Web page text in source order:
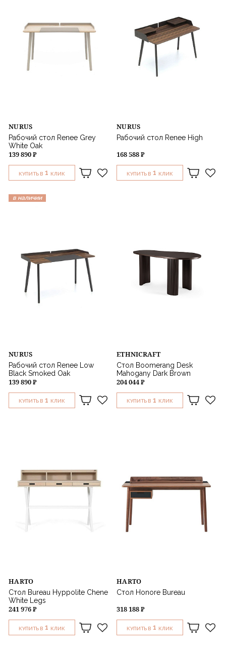
NURUS
Рабочий стол Renee Grey
White Oak
139 890 ₽
КУПИТЬ В 1 КЛИК
NURUS
Рабочий стол Renee High
168 588 ₽
КУПИТЬ В 1 КЛИК
в наличии
NURUS
Рабочий стол Renee Low
Black Smoked Oak
139 890 ₽
КУПИТЬ В 1 КЛИК
ETHNICRAFT
Стол Boomerang Desk
Mahogany Dark Brown
204 044 ₽
КУПИТЬ В 1 КЛИК
HARTO
Стол Bureau Hyppolite Chene
White Legs
241 976 ₽
КУПИТЬ В 1 КЛИК
HARTO
Стол Honore Bureau
318 188 ₽
КУПИТЬ В 1 КЛИК